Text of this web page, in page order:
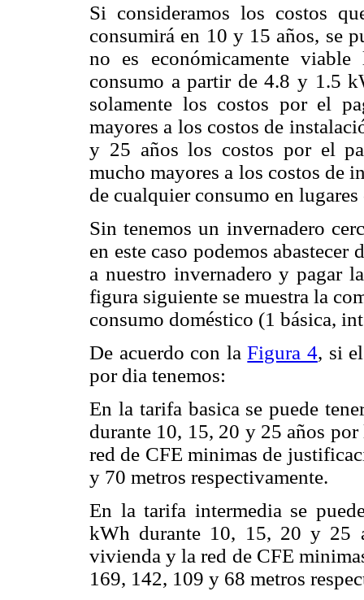
Si consideramos los costos
consumirá en 10 y 15 años, se
no es económicamente
consumo a partir de 4.8 y 1.5
solamente los costos por el
mayores a los costos de
y 25 años los costos por el
mucho mayores a los costos de
de cualquier consumo en
Sin tenemos un invernadero
en este caso podemos
a nuestro invernadero y pagar
figura siguiente se muestra la
consumo doméstico (1 básica,
De acuerdo con laFigura 4, si
por dia tenemos:
En la tarifa basica se puede
durante 10, 15, 20 y 25 años
red de CFE minimas de
y 70 metros respectivamente.
En la tarifa intermedia se
kWh durante 10, 15, 20 y 25
vivienda y la red de CFE
169, 142, 109 y 68 metros